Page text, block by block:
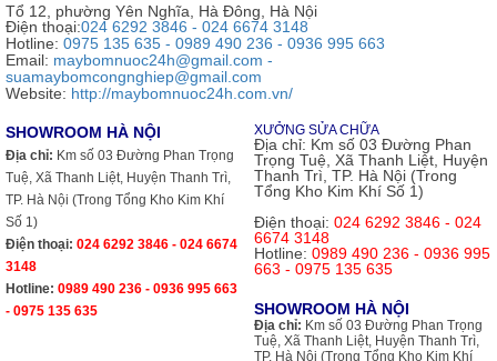
Tổ 12, phường Yên Nghĩa, Hà Đông, Hà Nội
Điện thoại:024 6292 3846 - 024 6674 3148
Hotline: 0975 135 635 - 0989 490 236 - 0936 995 663
Email: maybomnuoc24h@gmail.com -
suamaybomcongnghiep@gmail.com
Website: http://maybomnuoc24h.com.vn/
SHOWROOM HÀ NỘI
Địa chỉ: Km số 03 Đường Phan Trọng
Tuệ, Xã Thanh Liệt, Huyện Thanh Trì,
TP. Hà Nội (Trong Tổng Kho Kim Khí
Số 1)
Điện thoại: 024 6292 3846 - 024 6674
3148
Hotline: 0989 490 236 - 0936 995 663
- 0975 135 635
XƯỞNG SỬA CHỮA
Địa chỉ: Km số 03 Đường Phan
Trọng Tuệ, Xã Thanh Liệt, Huyện
Thanh Trì, TP. Hà Nội (Trong
Tổng Kho Kim Khí Số 1)
Điện thoại: 024 6292 3846 - 024
6674 3148
Hotline: 0989 490 236 - 0936 995
663 - 0975 135 635
SHOWROOM HÀ NỘI
Địa chỉ: Km số 03 Đường Phan Trọng
Tuệ, Xã Thanh Liệt, Huyện Thanh Trì,
TP. Hà Nội (Trong Tổng Kho Kim Khí